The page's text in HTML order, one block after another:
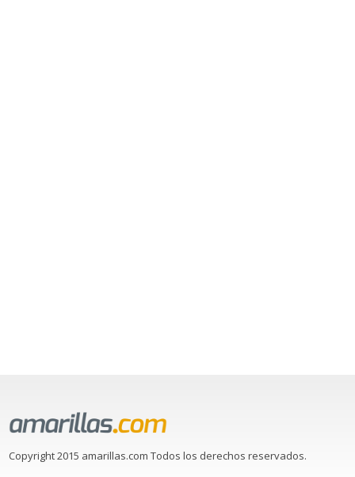
Copyright 2015 amarillas.com Todos los derechos reservados.